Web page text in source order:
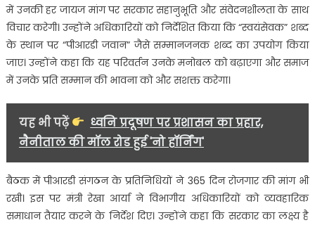
में उनकी हर जायज मांग पर सरकार सहानुभूति और संवेदनशीलता के साथ
विचार करेगी। उन्होंने अधिकारियों को निर्देशित किया कि “स्वयंसेवक” शब्द
के स्थान पर “पीआरडी जवान” जैसे सम्मानजनक शब्द का उपयोग किया
जाए। उन्होंने कहा कि यह परिवर्तन उनके मनोबल को बढ़ाएगा और समाज
में उनके प्रति सम्मान की भावना को और सशक्त करेगा।
यह भी पढ़ें
ध्वनि प्रदूषण पर प्रशासन का प्रहार,
नैनीताल की मॉल रोड हुई 'नो हॉर्निंग'
बैठक में पीआरडी संगठन के प्रतिनिधियों ने 365 दिन रोजगार की मांग भी
रखी। इस पर मंत्री रेखा आर्या ने विभागीय अधिकारियों को व्यवहारिक
समाधान तैयार करने के निर्देश दिए। उन्होंने कहा कि सरकार का लक्ष्य है